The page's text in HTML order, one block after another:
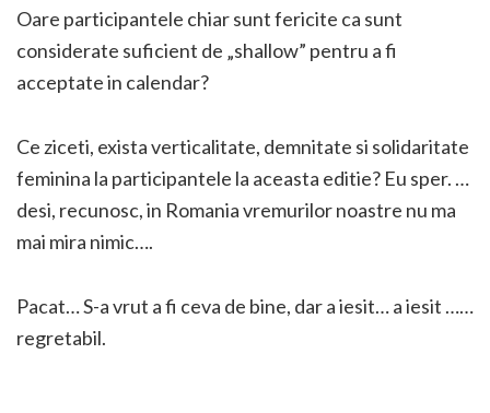
Oare participantele chiar sunt fericite ca sunt
considerate suficient de „shallow” pentru a fi
acceptate in calendar?
Ce ziceti, exista verticalitate, demnitate si solidaritate
feminina la participantele la aceasta editie? Eu sper. …
desi, recunosc, in Romania vremurilor noastre nu ma
mai mira nimic….
Pacat… S-a vrut a fi ceva de bine, dar a iesit… a iesit ……
regretabil.